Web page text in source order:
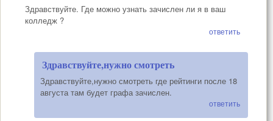
Здравствуйте. Где можно узнать зачислен ли я в ваш
колледж ?
ответить
Здравствуйте,нужно смотреть
Здравствуйте,нужно смотреть где рейтинги после 18
августа там будет графа зачислен.
ответить